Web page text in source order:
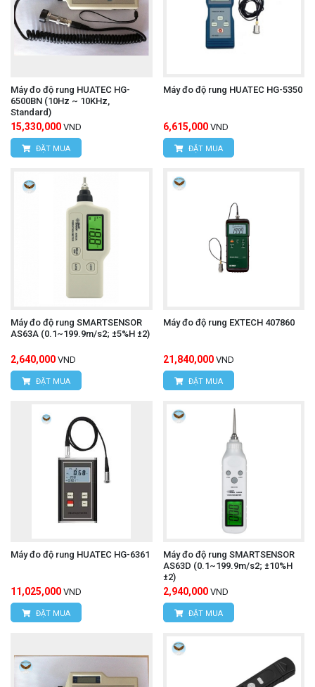
Máy đo độ rung HUATEC HG-
6500BN (10Hz ~ 10KHz,
Standard)
15,330,000 VND
ĐẶT MUA
Máy đo độ rung HUATEC HG-5350
6,615,000 VND
ĐẶT MUA
Máy đo độ rung SMARTSENSOR
AS63A (0.1~199.9m/s2; ±5%H ±2)
2,640,000 VND
ĐẶT MUA
Máy đo độ rung EXTECH 407860
21,840,000 VND
ĐẶT MUA
Máy đo độ rung HUATEC HG-6361
11,025,000 VND
ĐẶT MUA
Máy đo độ rung SMARTSENSOR
AS63D (0.1~199.9m/s2; ±10%H
±2)
2,940,000 VND
ĐẶT MUA